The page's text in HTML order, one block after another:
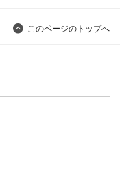
このページのトップへ